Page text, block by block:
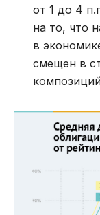
от 1 до 4
на то, что
в
смещен в